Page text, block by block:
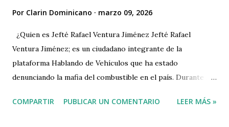
Por Clarin Dominicano marzo 09, 2026
¿Quien es Jefté Rafael Ventura Jiménez Jefté Rafael
Ventura Jiménez; es un ciudadano integrante de la
plataforma Hablando de Vehículos que ha estado
denunciando la mafia del combustible en el país. Durante su
irregularidades en el octanaje del combustible que venden
COMPARTIR PUBLICAR UN COMENTARIO LEER MÁS »